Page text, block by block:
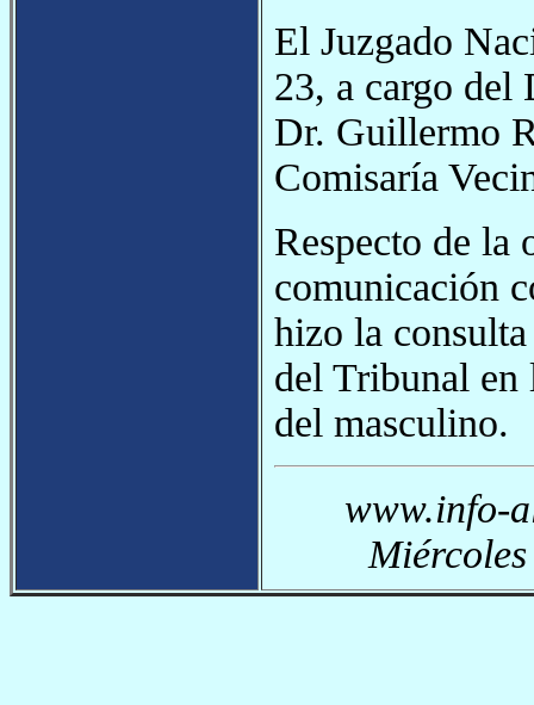
El Juzgado
23, a cargo del
Dr. Guillermo
Comisaría
Respecto de la
comunicación
hizo la
del Tribunal en
del masculino.
www.info-